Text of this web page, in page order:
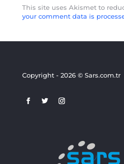
This site uses Akismet to
your comment data is
Copyright - 2026 © Sars.com.tr